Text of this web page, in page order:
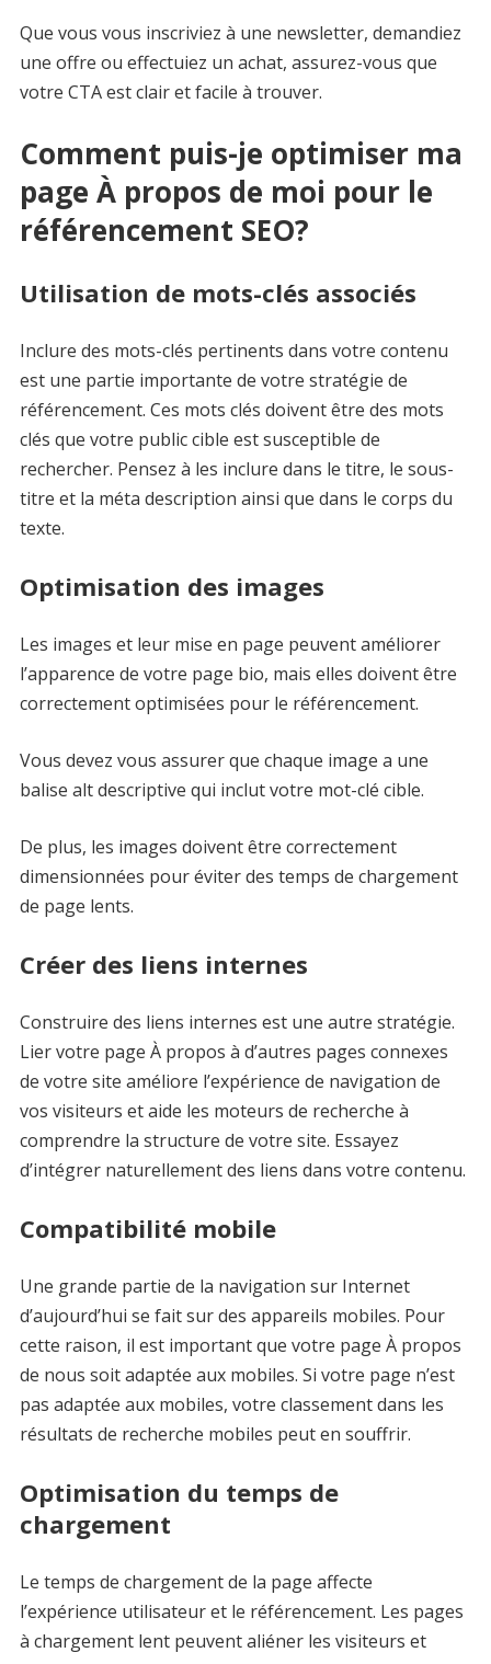
Que vous vous inscriviez à une newsletter, demandiez
une offre ou effectuiez un achat, assurez-vous que
votre CTA est clair et facile à trouver.
Comment puis-je optimiser ma
page À propos de moi pour le
référencement SEO?
Utilisation de mots-clés associés
Inclure des mots-clés pertinents dans votre contenu
est une partie importante de votre stratégie de
référencement. Ces mots clés doivent être des mots
clés que votre public cible est susceptible de
rechercher. Pensez à les inclure dans le titre, le sous-
titre et la méta description ainsi que dans le corps du
texte.
Optimisation des images
Les images et leur mise en page peuvent améliorer
l’apparence de votre page bio, mais elles doivent être
correctement optimisées pour le référencement.
Vous devez vous assurer que chaque image a une
balise alt descriptive qui inclut votre mot-clé cible.
De plus, les images doivent être correctement
dimensionnées pour éviter des temps de chargement
de page lents.
Créer des liens internes
Construire des liens internes est une autre stratégie.
Lier votre page À propos à d’autres pages connexes
de votre site améliore l’expérience de navigation de
vos visiteurs et aide les moteurs de recherche à
comprendre la structure de votre site. Essayez
d’intégrer naturellement des liens dans votre contenu.
Compatibilité mobile
Une grande partie de la navigation sur Internet
d’aujourd’hui se fait sur des appareils mobiles. Pour
cette raison, il est important que votre page À propos
de nous soit adaptée aux mobiles. Si votre page n’est
pas adaptée aux mobiles, votre classement dans les
résultats de recherche mobiles peut en souffrir.
Optimisation du temps de
chargement
Le temps de chargement de la page affecte
l’expérience utilisateur et le référencement. Les pages
à chargement lent peuvent aliéner les visiteurs et